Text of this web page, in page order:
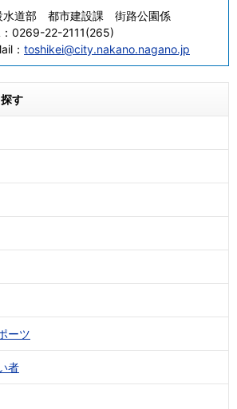
水道部 都市建設課 街路公園係
0269-22-2111(265)
： toshikei@city.nakano.nagano.jp
す
ーツ
者